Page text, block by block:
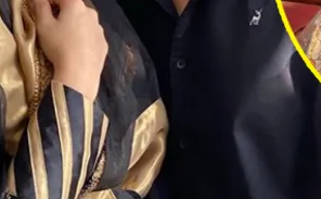
देखें